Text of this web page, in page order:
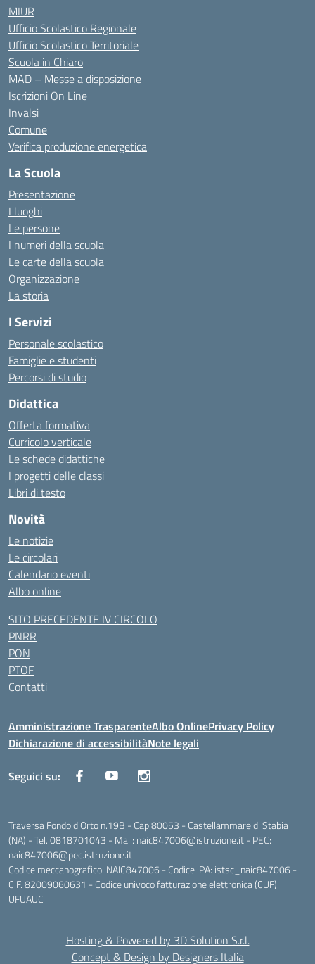
MIUR
Ufficio Scolastico Regionale
Ufficio Scolastico Territoriale
Scuola in Chiaro
MAD – Messe a disposizione
Iscrizioni On Line
Invalsi
Comune
Verifica produzione energetica
La Scuola
Presentazione
I luoghi
Le persone
I numeri della scuola
Le carte della scuola
Organizzazione
La storia
I Servizi
Personale scolastico
Famiglie e studenti
Percorsi di studio
Didattica
Offerta formativa
Curricolo verticale
Le schede didattiche
I progetti delle classi
Libri di testo
Novità
Le notizie
Le circolari
Calendario eventi
Albo online
SITO PRECEDENTE IV CIRCOLO
PNRR
PON
PTOF
Contatti
Amministrazione TrasparenteAlbo OnlinePrivacy Policy
Dichiarazione di accessibilitàNote legali
Seguici su:
Traversa Fondo d'Orto n.19B - Cap 80053 - Castellammare di Stabia
(NA) - Tel. 0818701043 - Mail: naic847006@istruzione.it - PEC:
naic847006@pec.istruzione.it
Codice meccanografico: NAIC847006 - Codice iPA: istsc_naic847006 -
C.F. 82009060631 - Codice univoco fatturazione elettronica (CUF):
UFUAUC
Hosting & Powered by 3D Solution S.r.l.
Concept & Design by Designers Italia